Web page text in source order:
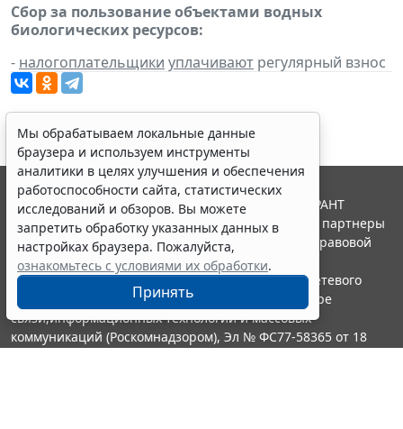
Сбор за пользование объектами водных
биологических ресурсов:
- налогоплательщики уплачивают регулярный взнос
Мы обрабатываем локальные данные
браузера и используем инструменты
аналитики в целях улучшения и обеспечения
работоспособности сайта, статистических
исследований и обзоров. Вы можете
запретить обработку указанных данных в
настройках браузера. Пожалуйста,
ознакомьтесь с условиями их обработки.
Принять
© ООО "НПП "ГАРАНТ-СЕРВИС", 2026. Система ГАРАНТ
выпускается с 1990 года. Компания "Гарант" и ее партнеры
являются участниками Российской ассоциации правовой
информации ГАРАНТ.
Портал ГАРАНТ.РУ зарегистрирован в качестве сетевого
издания Федеральной службой по надзору в сфере
связи,информационных технологий и массовых
коммуникаций (Роскомнадзором), Эл № ФС77-58365 от 18